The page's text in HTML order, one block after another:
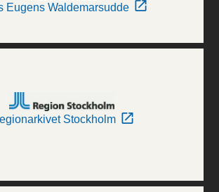
Eugens Waldemarsudde
Stockholm